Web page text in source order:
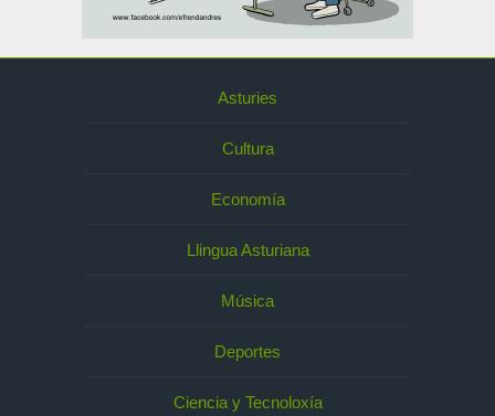
Asturies
Cultura
Economía
Llingua Asturiana
Música
Deportes
Ciencia y Tecnoloxía